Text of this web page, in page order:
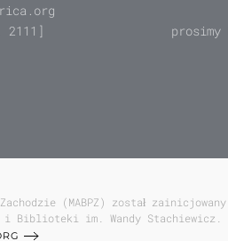
2111]
(MABPZ) został
i Biblioteki im. Wandy Stachiewicz.